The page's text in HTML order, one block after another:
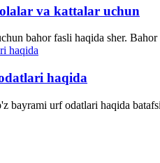
va kattalar uchun
bahor fasli haqida sher.
haqida
bayrami urf odatlari haqida